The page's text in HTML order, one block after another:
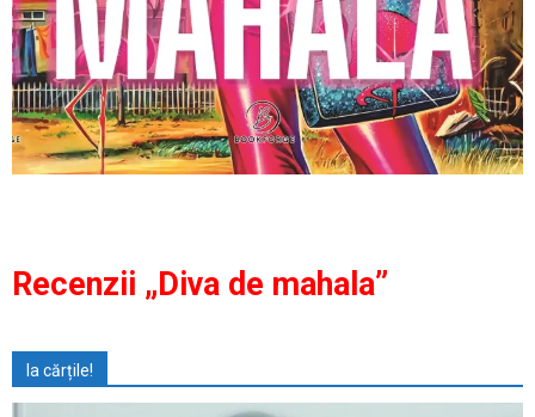
Recenzii „Diva de mahala”
Ia cărțile!